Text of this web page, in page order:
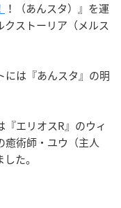
！（あんスタ）』を運
ストーリア（メルス
には『あんスタ』の明
『エリオスR』のウィ
癒術師・ユウ（主人
た。